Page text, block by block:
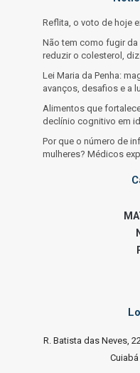
Reflita, o voto de hoje
Não tem como fugir
reduzir o colesterol,
Lei Maria da Penha:
avanços, desafios e a
Alimentos que
declínio cognitivo em
Por que o número de
mulheres? Médicos
R. Batista das Neves,